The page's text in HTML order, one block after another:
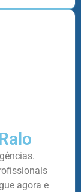
agora e